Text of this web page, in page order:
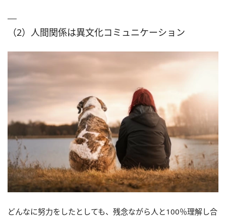
（2）人間関係は異文化コミュニケーション
どんなに努力をしたとしても、残念ながら人と100％理解し合